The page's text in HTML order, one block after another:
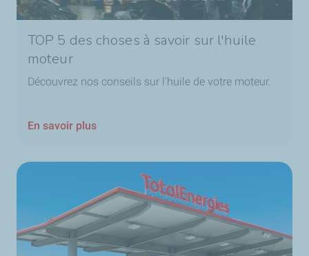
TOP 5 des choses à savoir sur l'huile
moteur
Découvrez nos conseils sur l'huile de votre moteur.
En savoir plus